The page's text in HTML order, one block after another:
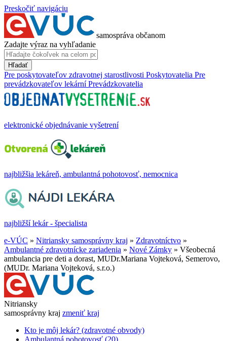
Preskočiť navigáciu
samospráva občanom
Zadajte výraz na vyhľadanie
Hľadať
Pre poskytovateľov zdravotnej starostlivosti Poskytovatelia Pre
prevádzkovateľov lekární Prevádzkovatelia
elektronické objednávanie vyšetrení
najbližšia lekáreň, ambulantná pohotovosť, nemocnica
najbližší lekár - špecialista
e-VÚC » Nitriansky samosprávny kraj » Zdravotníctvo »
Ambulantné zdravotnícke zariadenia » Nové Zámky » Všeobecná
ambulancia pre deti a dorast, MUDr.Mariana Vojteková, Semerovo,
(MUDr. Mariana Vojteková, s.r.o.)
Nitriansky
samosprávny kraj zmeniť kraj
Kto je môj lekár? (zdravotné obvody)
Ambulantná pohotovosť (20)